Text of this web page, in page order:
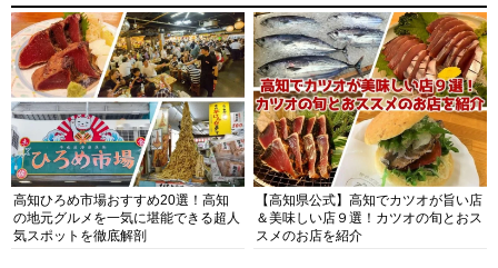
高知ひろめ市場おすすめ20選！高知
の地元グルメを一気に堪能できる超人
気スポットを徹底解剖
【高知県公式】高知でカツオが旨い店
＆美味しい店９選！カツオの旬とおス
スメのお店を紹介